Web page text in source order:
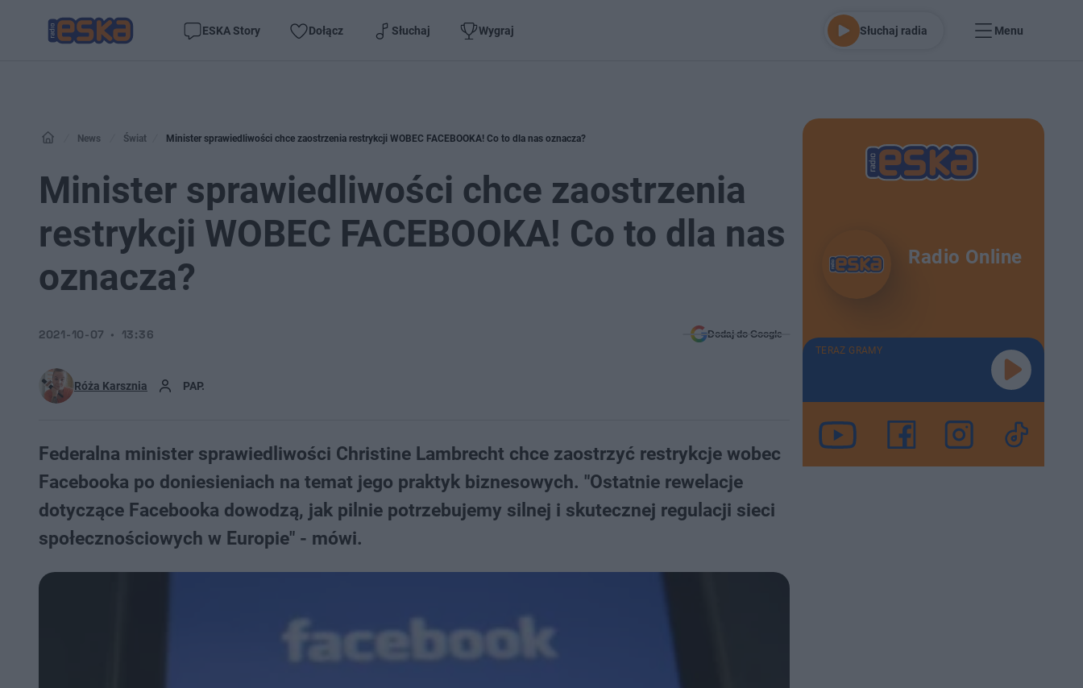
ESKA Story Dołącz Słuchaj Wygraj Słuchaj radia Menu
News Świat Minister sprawiedliwości chce zaostrzenia restrykcji WOBEC FACEBOOKA! Co to dla nas oznacza?
Minister sprawiedliwości chce zaostrzenia
restrykcji WOBEC FACEBOOKA! Co to dla nas
oznacza?
Róża Karsznia PAP.
2021-10-07 13:36 Dodaj do Google
Federalna minister sprawiedliwości Christine Lambrecht chce zaostrzyć restrykcje wobec
Facebooka po doniesieniach na temat jego praktyk biznesowych. "Ostatnie rewelacje
dotyczące Facebooka dowodzą, jak pilnie potrzebujemy silnej i skutecznej regulacji sieci
społecznościowych w Europie" - mówi.
Radio Online
TERAZ GRAMY